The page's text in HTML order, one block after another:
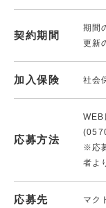
契約期間
期間
更新
加入保険 社会
応募方法
WEB
※応
者よ
応募先 マク